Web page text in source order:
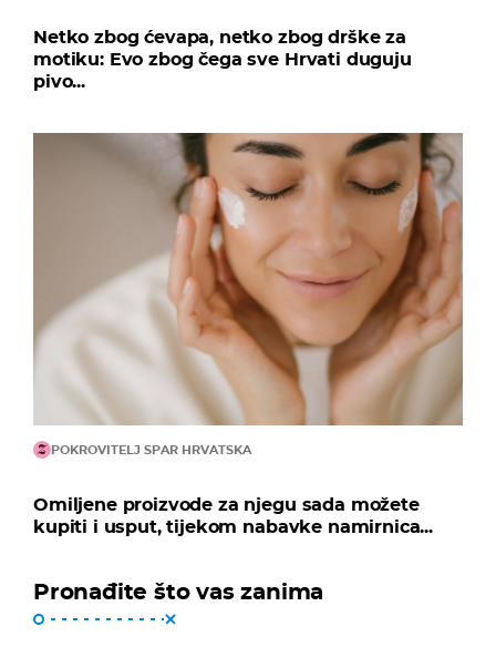
Netko zbog ćevapa, netko zbog drške za
motiku: Evo zbog čega sve Hrvati duguju
pivo...
POKROVITELJ SPAR HRVATSKA
Omiljene proizvode za njegu sada možete
kupiti i usput, tijekom nabavke namirnica...
Pronađite što vas zanima